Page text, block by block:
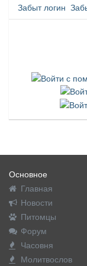
Забыт логин
Основное
Главная
Новости
Питомцы
Форум
Часовня
Молитвослов